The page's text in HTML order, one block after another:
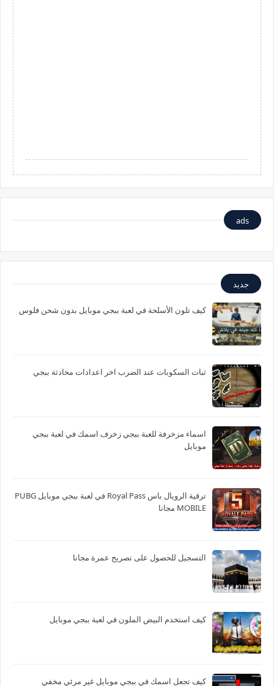
ads
جديد
كيف تلون الأسلحة في لعبة ببجي موبايل بدون شحن فلوس
ثبات السكوبات عند الضرب اخر اعدادات محادثة ببجي
اسماء مزخرفة للعبة ببجي زخرف اسمك في لعبة ببجي
موبايل
ترقية الرويال باس Royal Pass في لعبة ببجي موبايل PUBG
MOBILE مجانا
التسجيل للحصول على تصريح عمرة مجانا
كيف استخدم البيض الملون في لعبة ببجي موبايل
كيف تجعل اسمك في ببجي موبايل غير مرئي مخفي